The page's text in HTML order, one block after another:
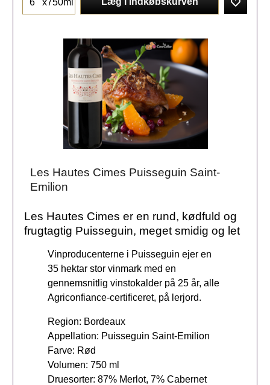
x750ml
Les Hautes Cimes Puisseguin Saint-
Emilion
Les Hautes Cimes er en rund, kødfuld og
frugtagtig Puisseguin, meget smidig og let
Vinproducenterne i Puisseguin ejer en
35 hektar stor vinmark med en
gennemsnitlig vinstokalder på 25 år, alle
Agriconfiance-certificeret, på lerjord.
Region: Bordeaux
Appellation: Puisseguin Saint-Emilion
Farve: Rød
Volumen: 750 ml
Druesorter: 87% Merlot, 7% Cabernet